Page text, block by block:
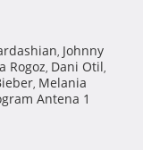
, Johnny
Rogoz, Dani Otil,
, Melania
Antena 1